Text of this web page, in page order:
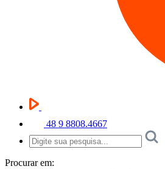
48 9 8808.4667
Procurar em: